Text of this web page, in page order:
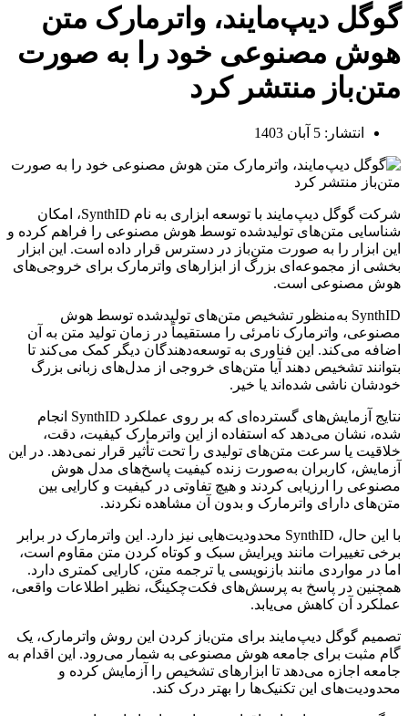
گوگل دیپ‌مایند، واترمارک متن
هوش مصنوعی خود را به صورت
متن‌باز منتشر کرد
انتشار: 5 آبان 1403
شرکت گوگل دیپ‌مایند با توسعه ابزاری به نام SynthID، امکان
شناسایی متن‌های تولیدشده توسط هوش مصنوعی را فراهم کرده و
این ابزار را به صورت متن‌باز در دسترس قرار داده است. این ابزار
بخشی از مجموعه‌ای بزرگ از ابزارهای واترمارک برای خروجی‌های
هوش مصنوعی است.
SynthID به‌منظور تشخیص متن‌های تولیدشده توسط هوش
مصنوعی، واترمارک نامرئی را مستقیماً در زمان تولید متن به آن
اضافه می‌کند. این فناوری به توسعه‌دهندگان دیگر کمک می‌کند تا
بتوانند تشخیص دهند آیا متن‌های خروجی از مدل‌های زبانی بزرگ
خودشان ناشی شده‌اند یا خیر.
نتایج آزمایش‌های گسترده‌ای که بر روی عملکرد SynthID انجام
شده، نشان می‌دهد که استفاده از این واترمارک کیفیت، دقت،
خلاقیت یا سرعت متن‌های تولیدی را تحت تأثیر قرار نمی‌دهد. در این
آزمایش، کاربران به‌صورت زنده کیفیت پاسخ‌های مدل هوش
مصنوعی را ارزیابی کردند و هیچ تفاوتی در کیفیت و کارایی بین
متن‌های دارای واترمارک و بدون آن مشاهده نکردند.
با این حال، SynthID محدودیت‌هایی نیز دارد. این واترمارک در برابر
برخی تغییرات مانند ویرایش سبک و کوتاه کردن متن مقاوم است،
اما در مواردی مانند بازنویسی یا ترجمه متن، کارایی کمتری دارد.
همچنین در پاسخ به پرسش‌های فکت‌چکینگ، نظیر اطلاعات واقعی،
عملکرد آن کاهش می‌یابد.
تصمیم گوگل دیپ‌مایند برای متن‌باز کردن این روش واترمارک، یک
گام مثبت برای جامعه هوش مصنوعی به شمار می‌رود. این اقدام به
جامعه اجازه می‌دهد تا ابزارهای تشخیص را آزمایش کرده و
محدودیت‌های این تکنیک‌ها را بهتر درک کند.